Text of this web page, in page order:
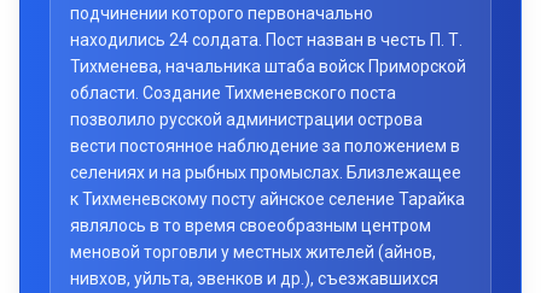
подчинении которого первоначально
находились 24 солдата. Пост назван в честь П. Т.
Тихменева, начальника штаба войск Приморской
области. Создание Тихменевского поста
позволило русской администрации острова
вести постоянное наблюдение за положением в
селениях и на рыбных промыслах. Близлежащее
к Тихменевскому посту айнское селение Тарайка
являлось в то время своеобразным центром
меновой торговли у местных жителей (айнов,
нивхов, уйльта, эвенков и др.), съезжавшихся